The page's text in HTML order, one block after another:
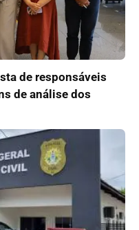
de responsáveis
de análise dos